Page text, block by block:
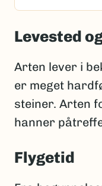
Levested
Arten lever i
er meget
steiner. Arten
hanner
Flygetid